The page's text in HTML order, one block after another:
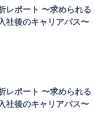
レポート 〜求められる
社後のキャリアパス〜
レポート 〜求められる
社後のキャリアパス〜